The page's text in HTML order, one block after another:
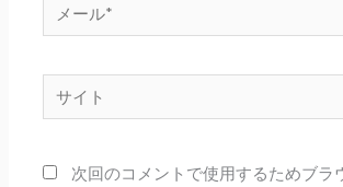
ー
イ
次回のコメントで使用するためブラ